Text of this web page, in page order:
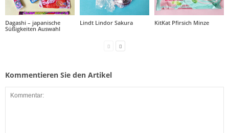
Dagashi – japanische
Süßigkeiten Auswahl
Lindt Lindor Sakura KitKat Pfirsich Minze
Kommentieren Sie den Artikel